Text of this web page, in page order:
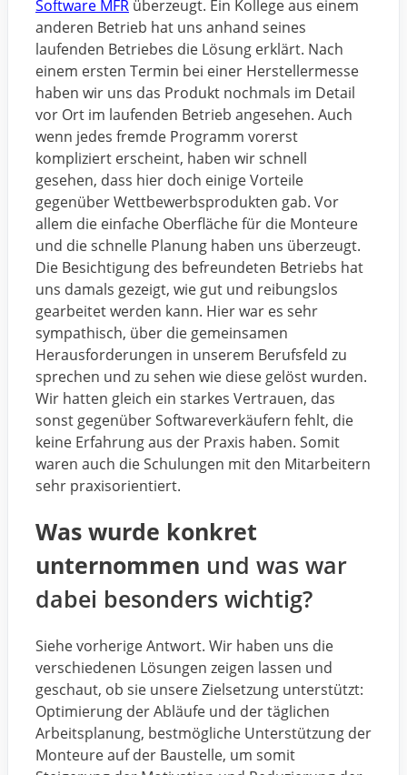
Software MFR überzeugt. Ein Kollege aus einem
anderen Betrieb hat uns anhand seines
laufenden Betriebes die Lösung erklärt. Nach
einem ersten Termin bei einer Herstellermesse
haben wir uns das Produkt nochmals im Detail
vor Ort im laufenden Betrieb angesehen. Auch
wenn jedes fremde Programm vorerst
kompliziert erscheint, haben wir schnell
gesehen, dass hier doch einige Vorteile
gegenüber Wettbewerbsprodukten gab. Vor
allem die einfache Oberfläche für die Monteure
und die schnelle Planung haben uns überzeugt.
Die Besichtigung des befreundeten Betriebs hat
uns damals gezeigt, wie gut und reibungslos
gearbeitet werden kann. Hier war es sehr
sympathisch, über die gemeinsamen
Herausforderungen in unserem Berufsfeld zu
sprechen und zu sehen wie diese gelöst wurden.
Wir hatten gleich ein starkes Vertrauen, das
sonst gegenüber Softwareverkäufern fehlt, die
keine Erfahrung aus der Praxis haben. Somit
waren auch die Schulungen mit den Mitarbeitern
sehr praxisorientiert.
Was wurde konkret
unternommen und was war
dabei besonders wichtig?
Siehe vorherige Antwort. Wir haben uns die
verschiedenen Lösungen zeigen lassen und
geschaut, ob sie unsere Zielsetzung unterstützt:
Optimierung der Abläufe und der täglichen
Arbeitsplanung, bestmögliche Unterstützung der
Monteure auf der Baustelle, um somit